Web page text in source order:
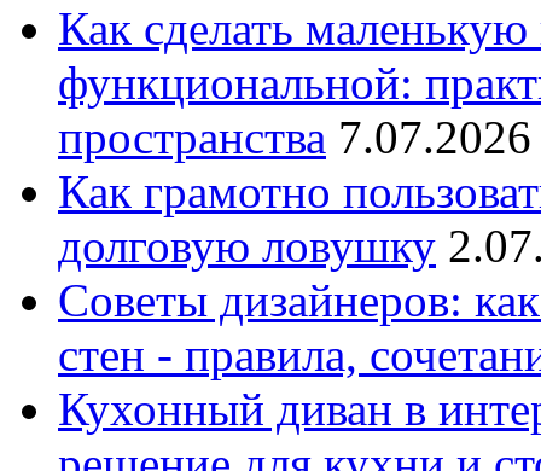
Как сделать
функциональной:
пространства
Как грамотно
долговую ловушку
Советы дизайнеров:
стен - правила,
Кухонный диван в